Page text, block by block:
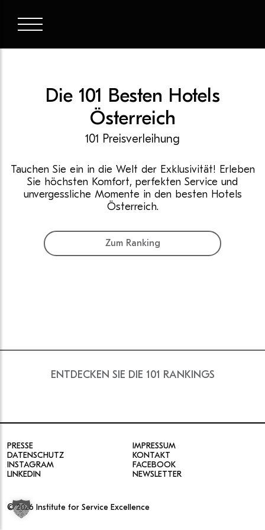
Die 101 Besten Hotels
Österreich
101 Preisverleihung
Tauchen Sie ein in die Welt der Exklusivität! Erleben
Sie höchsten Komfort, perfekten Service und
unvergessliche Momente in den besten Hotels
Österreich.
Zum Ranking
ENTDECKEN SIE DIE 101 RANKINGS
© 2026 Institute for Service Excellence
PRESSE
IMPRESSUM
DATENSCHUTZ
KONTAKT
INSTAGRAM
FACEBOOK
LINKEDIN
NEWSLETTER